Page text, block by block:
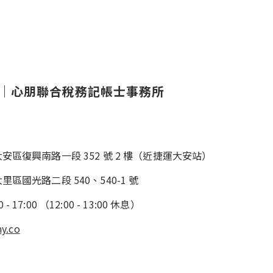
心朋聯合稅務記帳士事務所
區復興南路一段 352 號 2 樓（近捷運大安站）
區國光路二段 540、540-1 號
- 17:00 （12:00 - 13:00 休息）